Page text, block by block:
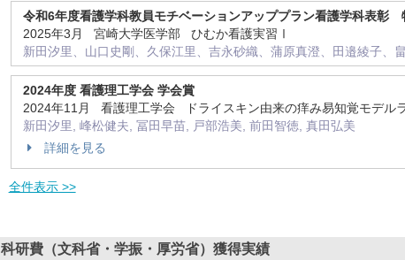
令和6年度看護学科教員モチベーションアッププラン看護学科表彰
2025年3月 宮崎大学医学部 ひむか看護実習Ⅰ
新田汐里、山口史剛、久保江里、吉永砂織、蒲原真澄、田邉綾子、
2024年度 看護理工学会 学会賞
2024年11月 看護理工学会 ドライスキン由来の痒み易知覚モデル
新田汐里, 峰松健夫, 冨田早苗, 戸部浩美, 前田智徳, 真田弘美
詳細を見る
全件表示 >>
科研費（文科省・学振・厚労省）獲得実績